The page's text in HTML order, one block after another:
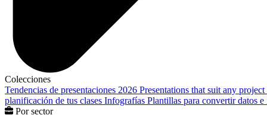
Colecciones
Tendencias de presentaciones 2026 Presentations that suit any project
planificación de tus clases Infografías Plantillas para convertir datos
Por sector